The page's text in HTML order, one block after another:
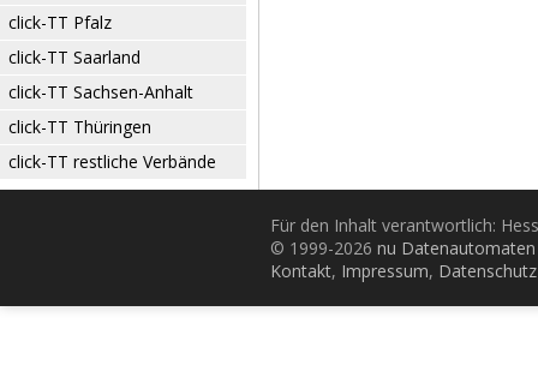
click-TT Pfalz
click-TT Saarland
click-TT Sachsen-Anhalt
click-TT Thüringen
click-TT restliche Verbände
Für den Inhalt verantwortlich:
© 1999-2026 nu
Kontakt, Impressum, Datenschutz